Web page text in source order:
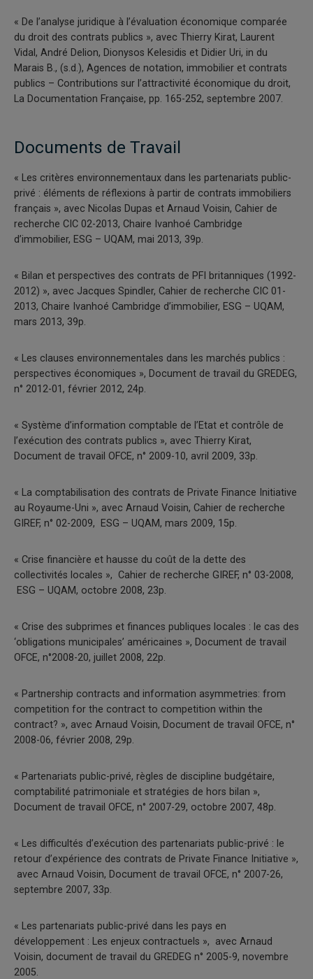
« De l’analyse juridique à l’évaluation économique comparée
du droit des contrats publics », avec Thierry Kirat, Laurent
Vidal, André Delion, Dionysos Kelesidis et Didier Uri, in du
Marais B., (s.d.), Agences de notation, immobilier et contrats
publics – Contributions sur l’attractivité économique du droit,
La Documentation Française, pp. 165-252, septembre 2007.
Documents de Travail
« Les critères environnementaux dans les partenariats public-
privé : éléments de réflexions à partir de contrats immobiliers
français », avec Nicolas Dupas et Arnaud Voisin, Cahier de
recherche CIC 02-2013, Chaire Ivanhoé Cambridge
d’immobilier, ESG – UQAM, mai 2013, 39p.
« Bilan et perspectives des contrats de PFI britanniques (1992-
2012) », avec Jacques Spindler, Cahier de recherche CIC 01-
2013, Chaire Ivanhoé Cambridge d’immobilier, ESG – UQAM,
mars 2013, 39p.
« Les clauses environnementales dans les marchés publics :
perspectives économiques », Document de travail du GREDEG,
n° 2012-01, février 2012, 24p.
« Système d’information comptable de l’Etat et contrôle de
l’exécution des contrats publics », avec Thierry Kirat,
Document de travail OFCE, n° 2009-10, avril 2009, 33p.
« La comptabilisation des contrats de Private Finance Initiative
au Royaume-Uni », avec Arnaud Voisin, Cahier de recherche
GIREF, n° 02-2009, ESG – UQAM, mars 2009, 15p.
« Crise financière et hausse du coût de la dette des
collectivités locales », Cahier de recherche GIREF, n° 03-2008,
ESG – UQAM, octobre 2008, 23p.
« Crise des subprimes et finances publiques locales : le cas des
‘obligations municipales’ américaines », Document de travail
OFCE, n°2008-20, juillet 2008, 22p.
« Partnership contracts and information asymmetries: from
competition for the contract to competition within the
contract? », avec Arnaud Voisin, Document de travail OFCE, n°
2008-06, février 2008, 29p.
« Partenariats public-privé, règles de discipline budgétaire,
comptabilité patrimoniale et stratégies de hors bilan »,
Document de travail OFCE, n° 2007-29, octobre 2007, 48p.
« Les difficultés d’exécution des partenariats public-privé : le
retour d’expérience des contrats de Private Finance Initiative »,
avec Arnaud Voisin, Document de travail OFCE, n° 2007-26,
septembre 2007, 33p.
« Les partenariats public-privé dans les pays en
développement : Les enjeux contractuels », avec Arnaud
Voisin, document de travail du GREDEG n° 2005-9, novembre
2005.